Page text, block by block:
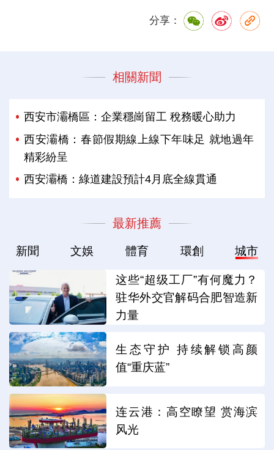
分享：
相關新聞
西安市灞橋區：企業穩崗留工 稅務暖心助力
西安灞橋：春節假期線上線下年味足 就地過年
精彩紛呈
西安灞橋：綠道建設預計4月底全線貫通
最新推薦
新聞 文娛 體育 環創 城市
这些“超级工厂”有何魔力？
驻华外交官解码合肥智造新
力量
生态守护 持续解锁高颜
值“重庆蓝”
连云港：高空瞭望 赏海滨
风光